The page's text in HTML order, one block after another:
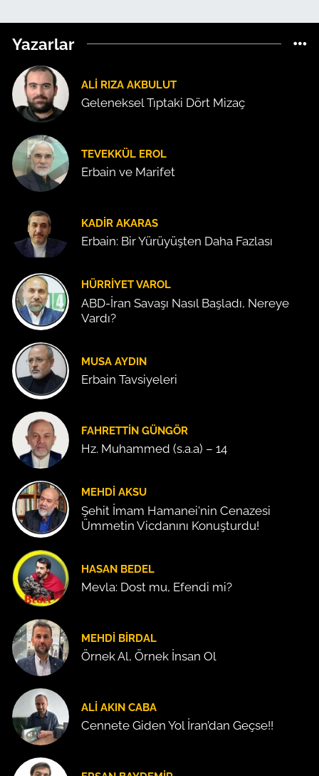
Yazarlar
ALI RIZA AKBULUT
Geleneksel Tıptaki Dört Mizaç
TEVEKKÜL EROL
Erbain ve Marifet
KADIR AKARAS
Erbain: Bir Yürüyüşten Daha Fazlası
HÜRRIYET VAROL
ABD-İran Savaşı Nasıl Başladı, Nereye
Vardı?
MUSA AYDIN
Erbain Tavsiyeleri
FAHRETTIN GÜNGÖR
Hz. Muhammed (s.a.a) – 14
MEHDI AKSU
Şehit İmam Hamanei'nin Cenazesi
Ümmetin Vicdanını Konuşturdu!
HASAN BEDEL
Mevla: Dost mu, Efendi mi?
MEHDI BIRDAL
Örnek Al, Örnek İnsan Ol
ALI AKIN CABA
Cennete Giden Yol İran’dan Geçse!!